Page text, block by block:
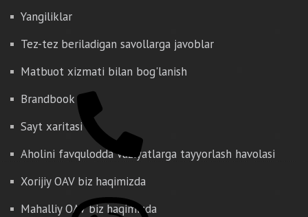
Yangiliklar
Tez-tez beriladigan savollarga javoblar
Matbuot xizmati bilan bog'lanish
Brandbook
Sayt xaritasi
Aholini favqulodda vaziyatlarga tayyorlash havolasi
Xorijiy OAV biz haqimizda
Mahalliy OAV biz haqimizda